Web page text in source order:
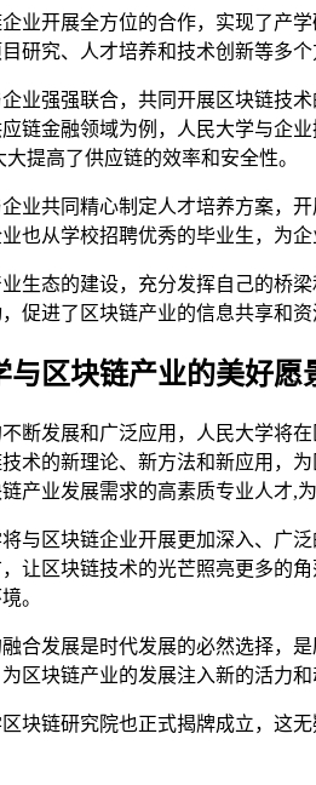
业开展全方位的合作，实现了产
研究、人才培养和技术创新等多个
业强强联合，共同开展区块链技
链金融领域为例，人民大学与企
提高了供应链的效率和安全性。
业共同精心制定人才培养方案，
也从学校招聘优秀的毕业生，为
生态的建设，充分发挥自己的桥
促进了区块链产业的信息共享和
与区块链产业的美好愿
断发展和广泛应用，人民大学将
术的新理论、新方法和新应用，
产业发展需求的高素质专业人才,
与区块链企业开展更加深入、广
让区块链技术的光芒照亮更多的
。
合发展是时代发展的必然选择，
区块链产业的发展注入新的活力
块链研究院也正式揭牌成立，这